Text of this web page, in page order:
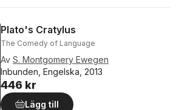
Plato's Cratylus
The Comedy of Language
Av S. Montgomery Ewegen
Inbunden, Engelska, 2013
446 kr
Lägg till